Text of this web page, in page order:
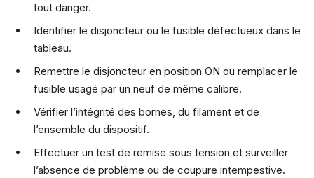
tout danger.
Identifier le disjoncteur ou le fusible défectueux dans le
tableau.
Remettre le disjoncteur en position ON ou remplacer le
fusible usagé par un neuf de même calibre.
Vérifier l’intégrité des bornes, du filament et de
l’ensemble du dispositif.
Effectuer un test de remise sous tension et surveiller
l’absence de problème ou de coupure intempestive.